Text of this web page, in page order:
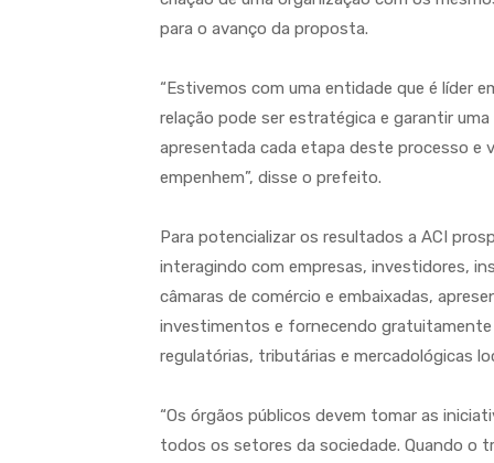
para o avanço da proposta.
“Estivemos com uma entidade que é líder
relação pode ser estratégica e garantir
apresentada cada etapa deste processo e
empenhem”, disse o prefeito.
Para potencializar os resultados a ACI
interagindo com empresas, investidores,
câmaras de comércio e embaixadas,
investimentos e fornecendo
regulatórias, tributárias e mercadológicas
“Os órgãos públicos devem tomar as
todos os setores da sociedade. Quando o